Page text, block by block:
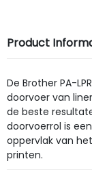
Product
De Brother PA-
doorvoer van
de beste
doorvoerrol is
oppervlak van
printen.